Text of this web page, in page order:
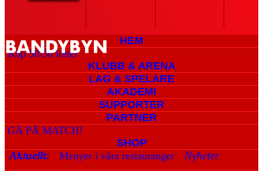
HEM
Köp 50/50 lotter
KLUBB & ARENA
LAG & SPELARE
AKADEMI
SUPPORTER
PARTNER
GÅ PÅ MATCH!
SHOP
Aktuellt: Menyer i våra restauranger
Nyheter